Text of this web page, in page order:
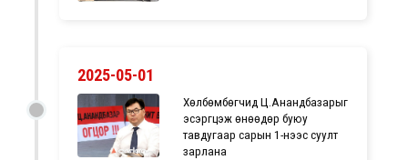
2025-05-01
Хөлбөмбөгчид Ц.Анандбазарыг
эсэргүүцэж өнөөдөр буюу
тавдугаар сарын 1-нээс суулт
зарлана